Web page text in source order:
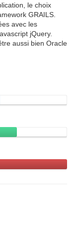
le choix
GRAILS.
avec les
jQuery.
aussi bien Oracle